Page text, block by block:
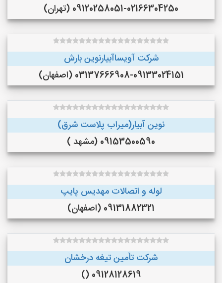
09120258051-02166304250 (تهران)
شرکت آویساآبیارنوین بارش
03137666908-09133024151 (اصفهان)
نوین آبیار(میراب پلاست شرق)
09153500590 (مشهد )
لوله و اتصالات مهدیس پایپ
09131882321 (اصفهان)
شرکت تأمین تیغه درخشان
09128128619 ()